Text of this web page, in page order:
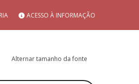
ACESSO À INFORMAÇÃO
Alternar tamanho da fonte